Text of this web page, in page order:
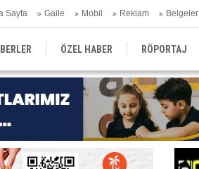
Sayfa Gaile Mobil Reklam Belgeler
ÖZEL HABER RÖPORTAJ
EĞİTİM YEREL YÖNETİM DERGİLER